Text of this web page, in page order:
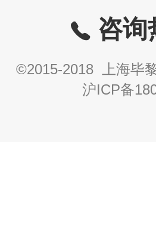
咨询
©2015-2018 上海毕
沪ICP备